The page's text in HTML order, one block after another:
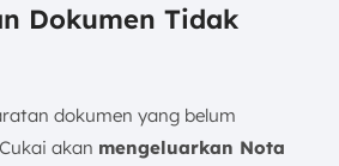
Dokumen Tidak
dokumen yang belum
akan mengeluarkan Nota